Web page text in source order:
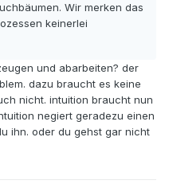
Wir merken das
keinerlei
und abarbeiten? der
dazu braucht es keine
nicht. intuition braucht nun
negiert geradezu einen
ihn. oder du gehst gar nicht